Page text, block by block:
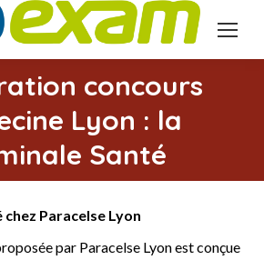
concours
Lyon : la
Santé
Vous êtes ici :
Paracelse Lyon
par Paracelse Lyon est conçue